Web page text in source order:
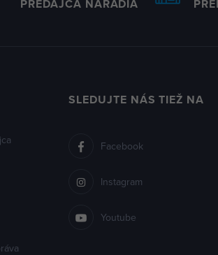
PREDAJCA NÁRADIA
SLEDUJTE NÁS TIEŽ NA
Facebook
Instagram
Youtube